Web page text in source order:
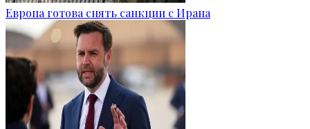
Европа готова снять санкции с Ирана